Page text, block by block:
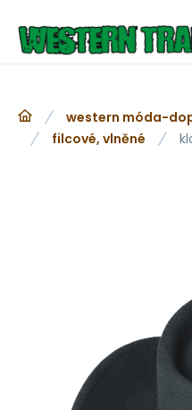
western móda-
filcové, vlněné